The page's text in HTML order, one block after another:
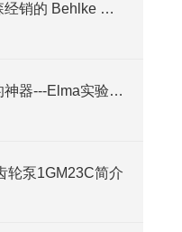
AC-MOTOREN电机
探索北京汉达森经销的 Behlke 开关 HTS 320-200-SCR
实验室离不开的神器---Elma实验室清洁剂工具A10
轮泵1GM23C简介